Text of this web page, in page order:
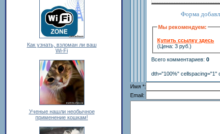
Как узнать, взломан ли ваш
Wi-Fi
Ученые нашли необычное
применение кошкам!
Форма
Мы рекомендуем:
Купить ссылку здесь
(Цена: 3 руб.)
Всего комментариев: 0
dth="100%" cellspacing="1"
Имя *:
Email: